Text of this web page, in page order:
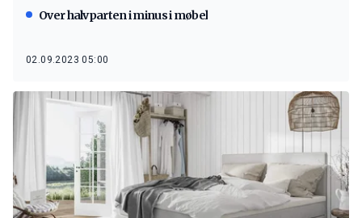
Over halvparten i minus i møbel
02.09.2023 05:00